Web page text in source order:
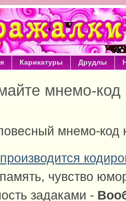
Карикатуры Друдлы
мнемо-
мнемо-код
чувство
задаками -